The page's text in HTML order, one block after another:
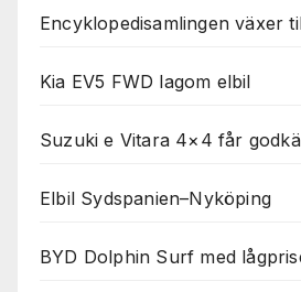
Encyklopedisamlingen växer
Kia EV5 FWD lagom elbil
Suzuki e Vitara 4×4 får
Elbil Sydspanien–Nyköping
BYD Dolphin Surf med